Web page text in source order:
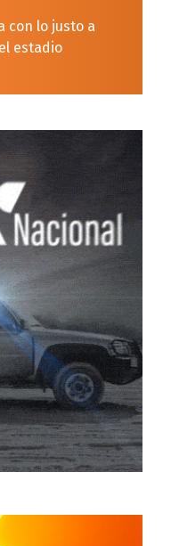
con lo justo a
estadio